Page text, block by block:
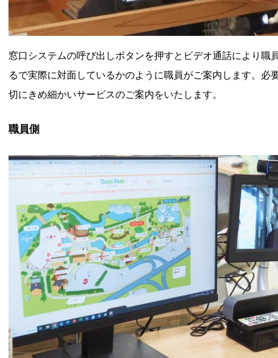
窓口システムの呼び出しボタンを押すとビデオ通話により職
るで実際に対面しているかのように職員がご案内します。必
切にきめ細かいサービスのご案内をいたします。
職員側